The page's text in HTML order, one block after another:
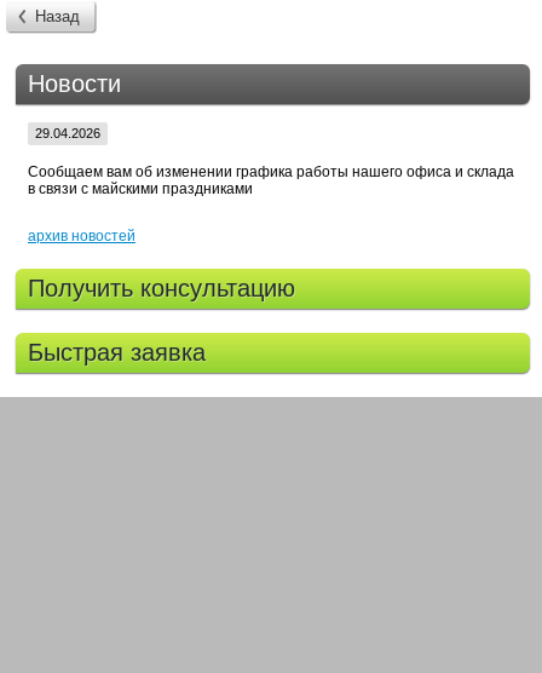
Получить консультацию
Новости
29.04.2026
Сообщаем вам об изменении графика работы нашего офиса и склада
в связи с майскими праздниками
архив новостей
Быстрая заявка
Назад